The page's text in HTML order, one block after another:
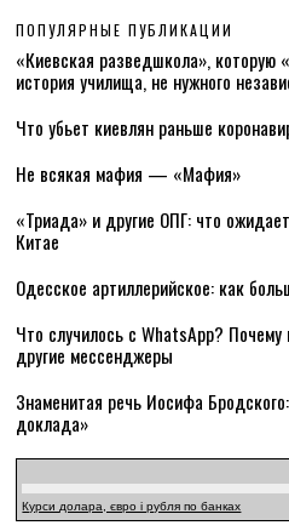
ПОПУЛЯРНЫЕ ПУБЛИКАЦИИ
«Киевская разведшкола», которую
история училища, не нужного
Что убьет киевлян раньше
Не всякая мафия — «Мафия»
«Триада» и другие ОПГ: что
Китае
Одесское артиллерийское: как
Что случилось с WhatsApp? Почему
другие мессенджеры
Знаменитая речь Иосифа
доклада»
Курси долара, євро і рубля по банках